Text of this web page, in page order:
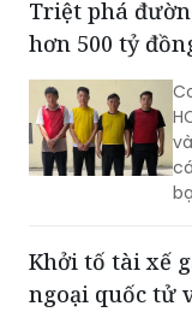
Triệt phá
hơn 500 tỷ